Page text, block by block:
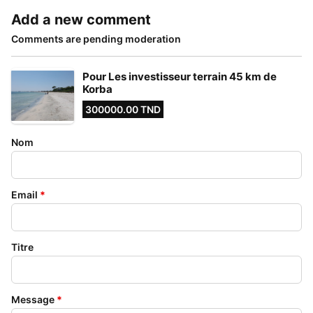
Add a new comment
Comments are pending moderation
Pour Les investisseur terrain 45 km de
Korba
300000.00 TND
Nom
Email *
Titre
Message *